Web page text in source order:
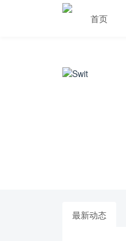
首页
最新动态